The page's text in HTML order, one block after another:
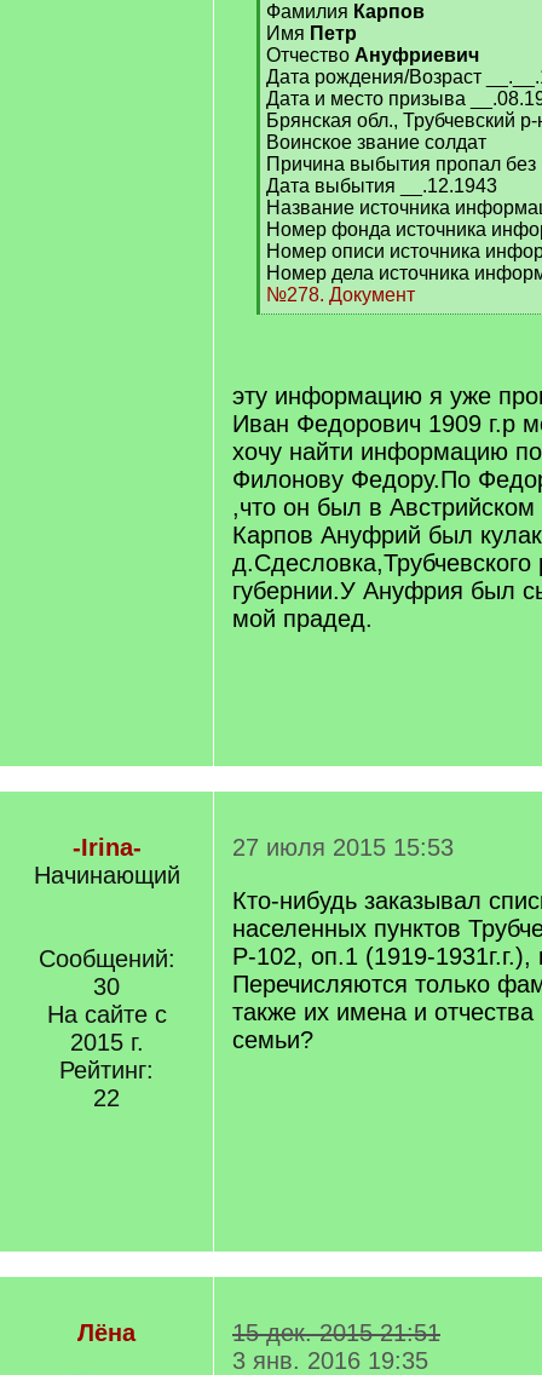
Фамилия Карпов
Имя Петр
Отчество Ануфриевич
Дата рождения/Возраст
Дата и место призыва
Брянская обл., Трубчевский р-
Воинское звание солдат
Причина выбытия пропал без
Дата выбытия __.12.1943
Название источника
Номер фонда источника
Номер описи источника
Номер дела источника
№278. Документ
[
эту информацию я уже
Иван Федорович 1909 г.р
хочу найти информацию по
Филонову Федору.По
,что он был в Австрийском
Карпов Ануфрий был
губернии.У Ануфрия был
мой прадед.
-Irina-
Начинающий
Сообщений:
30
На сайте с
2015 г.
Рейтинг:
22
27 июля 2015 15:53
Кто-нибудь заказывал
населенных пунктов
Р-102, оп.1 (1919-1931г.г.),
Перечисляются только
также их имена и
семьи?
Лёна
15 дек. 2015 21:51
3 янв. 2016 19:35